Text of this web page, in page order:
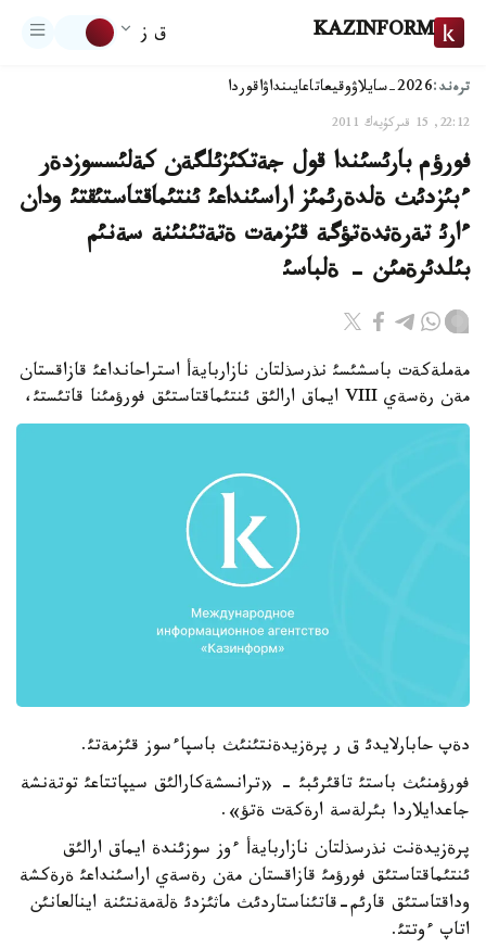
KAZINFORM ق ز
ترەند:2026-سايلاۋ وقيعاتاعايىنداۋاقوردا
22:12, 15 قىركۇيەك 2011
فورؤم بارئسئندا قول جةتكئزئلگةن كةلئسسوزدةر
ءبئزدئث ةلدةرئمئز اراسئنداعئ ئنتئماقتاستئقتئ ودان
ءارئ تةرةثدةتؤگة قئزمةت ةتةتئنئنة سةنئم
بئلدئرةمئن - ةلباسئ
مةملةكةت باسشئسئ نذرسذلتان نازاربايةأ استراحانداعئ قازاقستان
مةن رةسةي VIII ايماق ارالئق ئنتئماقتاستئق فورؤمئنا قاتئستئ،
دةپ حابارلايدئ ق ر پرةزيدةنتئنئث باسپاءسوز قئزمةتئ.
فورؤمنئث باستئ تاقئرئبئ - «ترانسشةكارالئق سيپاتتاعئ توتةنشة
جاعدايلاردا بئرلةسة ارةكةت ةتؤ».
پرةزيدةنت نذرسذلتان نازاربايةأ ءوز سوزئندة ايماق ارالئق
ئنتئماقتاستئق فورؤمئ قازاقستان مةن رةسةي اراسئنداعئ ةرةكشة
وداقتاستئق قارئم-قاتئناستاردئث ماثئزدئ ةلةمةنتئنة اينالعانئن
اتاپ ءوتتئ.